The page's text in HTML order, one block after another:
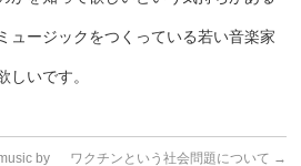
ュージックをつくっている若い音楽家
しいです。
by
ワクチンという社会問題について →